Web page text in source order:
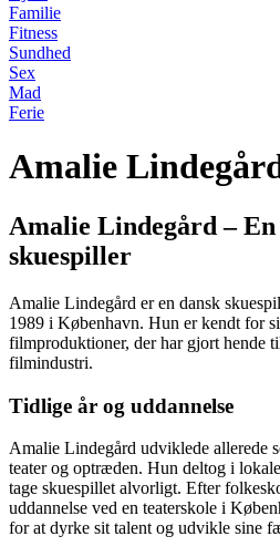
Familie
Fitness
Sundhed
Sex
Mad
Ferie
Amalie
Amalie Lindegård –
skuespiller
Amalie Lindegård er en dansk
1989 i København. Hun er kendt for
filmproduktioner, der har gjort hende
filmindustri.
Tidlige år og uddannelse
Amalie Lindegård udviklede allerede
teater og optræden. Hun deltog i
tage skuespillet alvorligt. Efter
uddannelse ved en teaterskole i
for at dyrke sit talent og udvikle sine